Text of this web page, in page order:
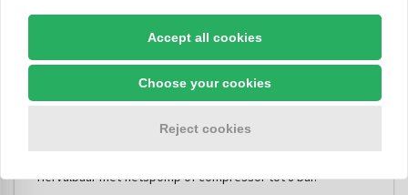
Product description
Luchthoorn voor professioneel gebruik zonder drijfgas.
Hervulbaar met fietspomp of compressor tot 8 bar.
Accept all cookies
Choose your cookies
Reject cookies